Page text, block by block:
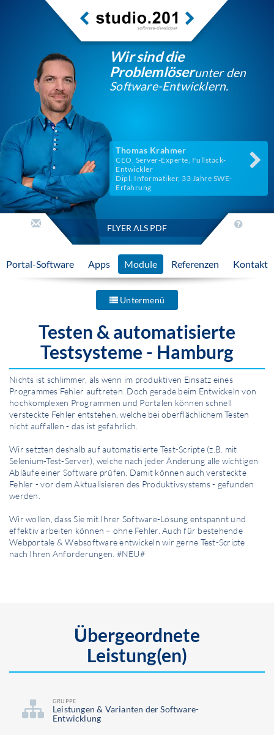
Wir sind die
Problemlöserunter den
Software-Entwicklern.
Thomas Krahmer
CEO, Server-Experte, Fullstack-
Entwickler
Dipl. Informatiker, 33 Jahre SWE-
Erfahrung
FLYER ALS PDF
Portal-Software Apps Module Referenzen Kontakt
Untermenü
Testen & automatisierte
Testsysteme - Hamburg
Nichts ist schlimmer, als wenn im produktiven Einsatz eines
Programmes Fehler auftreten. Doch gerade beim Entwickeln von
hochkomplexen Programmen und Portalen können schnell
versteckte Fehler entstehen, welche bei oberflächlichem Testen
nicht auffallen - das ist gefährlich.
Wir setzten deshalb auf automatisierte Test-Scripte (z.B. mit
Selenium-Test-Server), welche nach jeder Änderung alle wichtigen
Abläufe einer Software prüfen. Damit können auch versteckte
Fehler - vor dem Aktualisieren des Produktivsystems - gefunden
werden.
Wir wollen, dass Sie mit Ihrer Software-Lösung entspannt und
effektiv arbeiten können – ohne Fehler. Auch für bestehende
Webportale & Websoftware entwickeln wir gerne Test-Scripte
nach Ihren Anforderungen. #NEU#
Übergeordnete
Leistung(en)
GRUPPE
Leistungen & Varianten der Software-
Entwicklung